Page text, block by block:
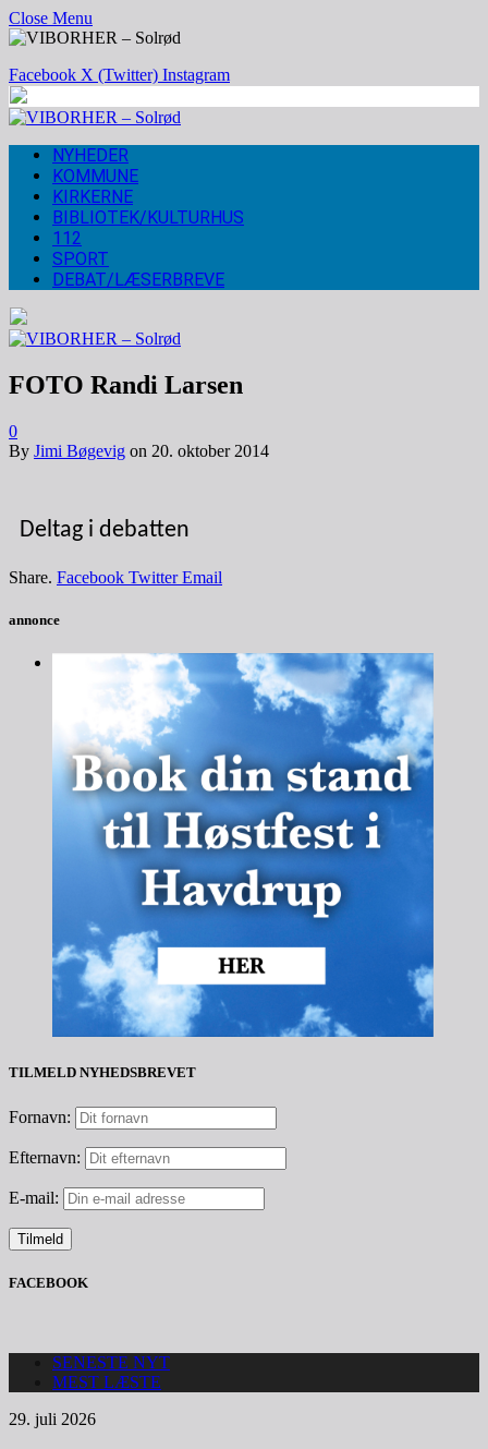
Close Menu
Facebook X (Twitter) Instagram
NYHEDER
KOMMUNE
KIRKERNE
BIBLIOTEK/KULTURHUS
112
SPORT
DEBAT/LÆSERBREVE
FOTO Randi Larsen
0
By Jimi Bøgevig on 20. oktober 2014
Deltag i debatten
Share. Facebook Twitter Email
annonce
TILMELD NYHEDSBREVET
Fornavn:
Efternavn:
E-mail:
FACEBOOK
SENESTE NYT
MEST LÆSTE
29. juli 2026